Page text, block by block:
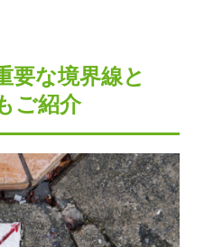
要な境界線と
ご紹介